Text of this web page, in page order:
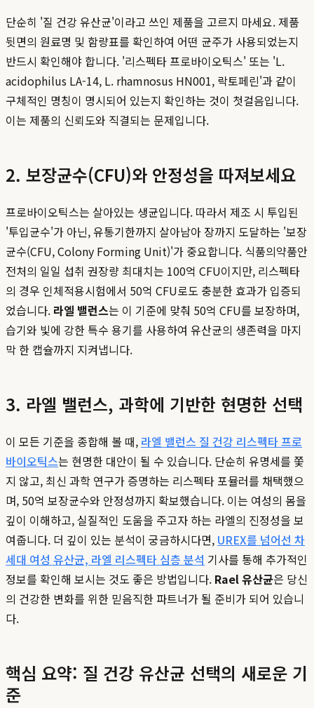
단순히 '질 건강 유산균'이라고 쓰인 제품을 고르지 마세요. 제품
뒷면의 원료명 및 함량표를 확인하여 어떤 균주가 사용되었는지
반드시 확인해야 합니다. '리스펙타 프로바이오틱스' 또는 'L.
acidophilus LA-14, L. rhamnosus HN001, 락토페린'과 같이
구체적인 명칭이 명시되어 있는지 확인하는 것이 첫걸음입니다.
이는 제품의 신뢰도와 직결되는 문제입니다.
2. 보장균수(CFU)와 안정성을 따져보세요
프로바이오틱스는 살아있는 생균입니다. 따라서 제조 시 투입된
'투입균수'가 아닌, 유통기한까지 살아남아 장까지 도달하는 '보장
균수(CFU, Colony Forming Unit)'가 중요합니다. 식품의약품안
전처의 일일 섭취 권장량 최대치는 100억 CFU이지만, 리스펙타
의 경우 인체적용시험에서 50억 CFU로도 충분한 효과가 입증되
었습니다. 라엘 밸런스는 이 기준에 맞춰 50억 CFU를 보장하며,
습기와 빛에 강한 특수 용기를 사용하여 유산균의 생존력을 마지
막 한 캡슐까지 지켜냅니다.
3. 라엘 밸런스, 과학에 기반한 현명한 선택
이 모든 기준을 종합해 볼 때, 라엘 밸런스 질 건강 리스펙타 프로
바이오틱스는 현명한 대안이 될 수 있습니다. 단순히 유명세를 쫓
지 않고, 최신 과학 연구가 증명하는 리스펙타 포뮬러를 채택했으
며, 50억 보장균수와 안정성까지 확보했습니다. 이는 여성의 몸을
깊이 이해하고, 실질적인 도움을 주고자 하는 라엘의 진정성을 보
여줍니다. 더 깊이 있는 분석이 궁금하시다면, UREX를 넘어선 차
세대 여성 유산균, 라엘 리스펙타 심층 분석 기사를 통해 추가적인
정보를 확인해 보시는 것도 좋은 방법입니다. Rael 유산균은 당신
의 건강한 변화를 위한 믿음직한 파트너가 될 준비가 되어 있습니
다.
핵심 요약: 질 건강 유산균 선택의 새로운 기
준